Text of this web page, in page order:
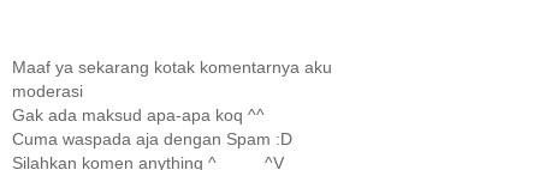
Maaf ya sekarang kotak komentarnya aku
moderasi
Gak ada maksud apa-apa koq ^^
Cuma waspada aja dengan Spam :D
Silahkan komen anything ^_____^V